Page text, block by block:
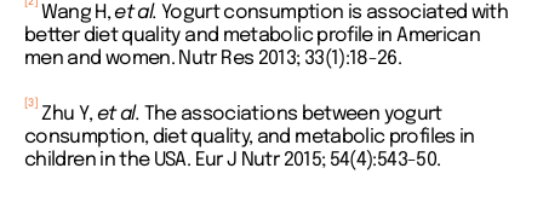
[2] Wang H,et al. Yogurt consumption is associated with
better diet quality and metabolic profile in American
men and women. Nutr Res 2013; 33(1):18-26.
[3] Zhu Y,et al. The associations between yogurt
consumption, diet quality, and metabolic profiles in
children in the USA. Eur J Nutr 2015; 54(4):543-50.